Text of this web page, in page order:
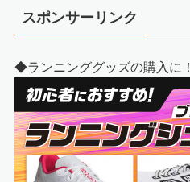
スポンサーリンク
◆ランニンググッズの購入に！